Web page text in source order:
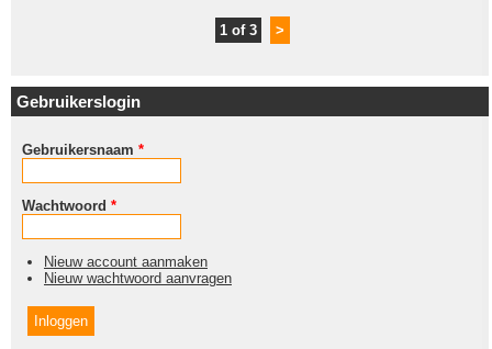
1 of 3 >
Gebruikerslogin
Gebruikersnaam *
Wachtwoord *
Nieuw account aanmaken
Nieuw wachtwoord aanvragen